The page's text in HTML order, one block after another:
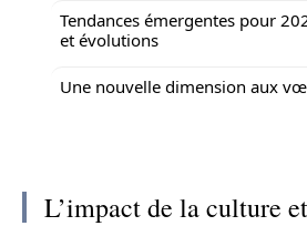
Tendances émergentes pour
et évolutions
Une nouvelle dimension aux
L’impact de la culture